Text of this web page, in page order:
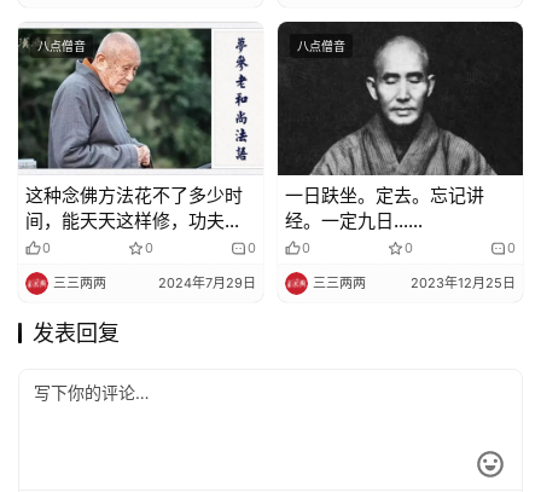
八点僧音
这种念佛方法花不了多少时
间，能天天这样修，功夫很
大0 0 0
三三两两 2024年7月29日
八点僧音
​一日趺坐。定去。忘记讲
经。一定九日……
0 0 0
三三两两 2023年12月25日
发表回复